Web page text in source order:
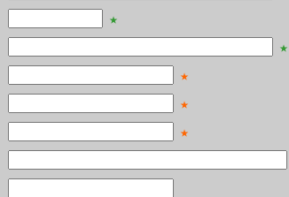
★
★
★
★
★